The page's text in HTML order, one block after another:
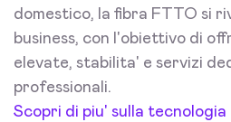
domestico, la fibra FTTO si
business, con l'obiettivo di
elevate, stabilita' e servizi
professionali.
Scopri di piu' sulla tecnologia